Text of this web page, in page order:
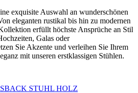
exquisite Auswahl an wunderschönen
eleganten rustikal bis hin zu modernen
erfüllt höchste Ansprüche an Stil
Galas oder
Sie Akzente und verleihen Sie Ihrem
mit unseren erstklassigen Stühlen.
STUHL HOLZ